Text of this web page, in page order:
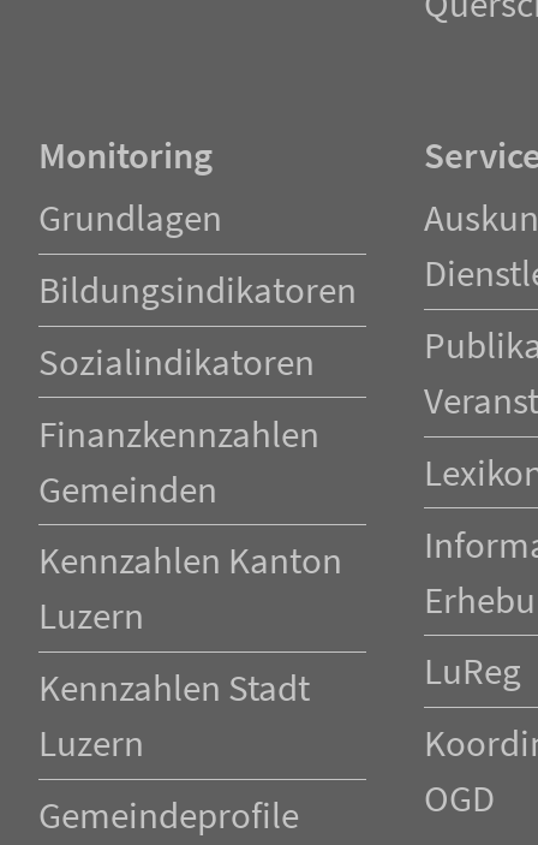
Monitoring
überspringen
Grundlagen
Bildungsindikatoren
Sozialindikatoren
Finanzkennzahlen
Gemeinden
Kennzahlen Kanton
Luzern
Kennzahlen Stadt
Luzern
Gemeindeprofile
überspringen
LuReg
OGD